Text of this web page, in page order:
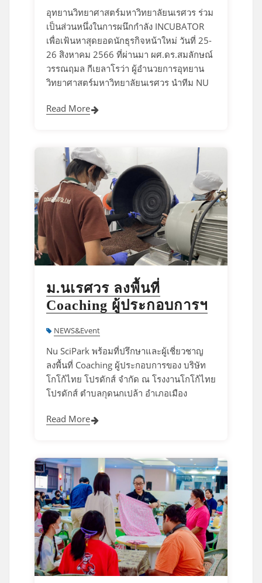
อุทยานวิทยาศาสตร์มหาวิทยาลัยนเรศวร ร่วม
เป็นส่วนหนึ่งในการผนึกกำลัง INCUBATOR
เพื่อเฟ้นหาสุดยอดนักธุรกิจหน้าใหม่ วันที่ 25-
26 สิงหาคม 2566 ที่ผ่านมา ผศ.ดร.สมลักษณ์
วรรณฤมล กีเยลาโรว่า ผู้อำนวยการอุทยาน
วิทยาศาสตร์มหาวิทยาลัยนเรศวร นำทีม NU
Read More
ม.นเรศวร ลงพื้นที่
Coaching ผู้ประกอบการฯ
NEWS&Event
Nu SciPark พร้อมที่ปรึกษาและผู้เชี่ยวชาญ
ลงพื้นที่ Coaching ผู้ประกอบการของ บริษัท
โกโก้ไทย โปรดักส์ จำกัด ณ โรงงานโกโก้ไทย
โปรดักส์ ตำบลกุดนกเปล้า อำเภอเมือง
Read More